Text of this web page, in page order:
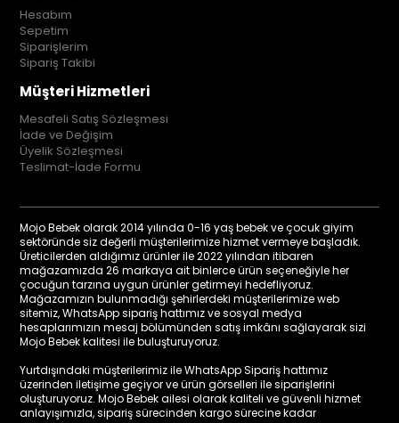
Hesabım
Sepetim
Siparişlerim
Sipariş Takibi
Müşteri Hizmetleri
Mesafeli Satış Sözleşmesi
İade ve Değişim
Üyelik Sözleşmesi
Teslimat-İade Formu
Mojo Bebek olarak 2014 yılında 0-16 yaş bebek ve çocuk giyim
sektöründe siz değerli müşterilerimize hizmet vermeye başladık.
Üreticilerden aldığımız ürünler ile 2022 yılından itibaren
mağazamızda 26 markaya ait binlerce ürün seçeneğiyle her
çocuğun tarzına uygun ürünler getirmeyi hedefliyoruz.
Mağazamızın bulunmadığı şehirlerdeki müşterilerimize web
sitemiz, WhatsApp sipariş hattımız ve sosyal medya
hesaplarımızın mesaj bölümünden satış imkânı sağlayarak sizi
Mojo Bebek kalitesi ile buluşturuyoruz.
Yurtdışındaki müşterilerimiz ile WhatsApp Sipariş hattımız
üzerinden iletişime geçiyor ve ürün görselleri ile siparişlerini
oluşturuyoruz. Mojo Bebek ailesi olarak kaliteli ve güvenli hizmet
anlayışımızla, sipariş sürecinden kargo sürecine kadar